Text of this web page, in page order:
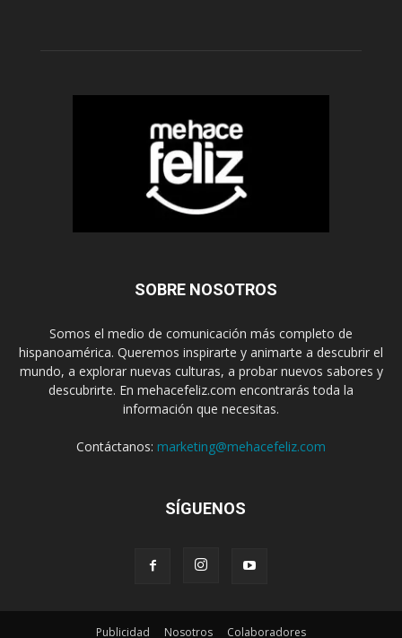
SOBRE NOSOTROS
Somos el medio de comunicación más completo de
hispanoamérica. Queremos inspirarte y animarte a descubrir el
mundo, a explorar nuevas culturas, a probar nuevos sabores y
descubrirte. En mehacefeliz.com encontrarás toda la
información que necesitas.
Contáctanos: marketing@mehacefeliz.com
SÍGUENOS
Publicidad Nosotros Colaboradores